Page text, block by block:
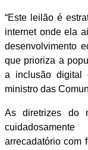
“Este leilão é
internet onde ela
desenvolvimento
que prioriza a
a inclusão digital
ministro das
As diretrizes do
arrecadatório com